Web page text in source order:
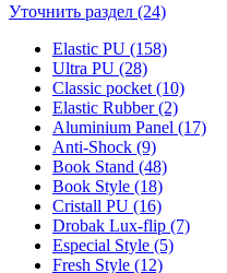
Уточнить раздел (24)
Elastic PU (158)
Ultra PU (28)
Classic pocket (10)
Elastic Rubber (2)
Aluminium Panel (17)
Anti-Shock (9)
Book Stand (48)
Book Style (18)
Cristall PU (16)
Drobak Lux-flip (7)
Especial Style (5)
Fresh Style (12)